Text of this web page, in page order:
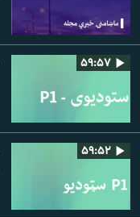
۵۹:۵۷
۵۹:۵۲